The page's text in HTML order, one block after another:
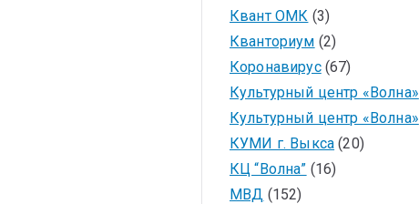
Квант ОМК (3)
Кванториум (2)
Коронавирус(67)
Культурный центр «Волна»
Культурный центр «Волна»
КУМИ г. Выкса (20)
КЦ “Волна” (16)
МВД (152)